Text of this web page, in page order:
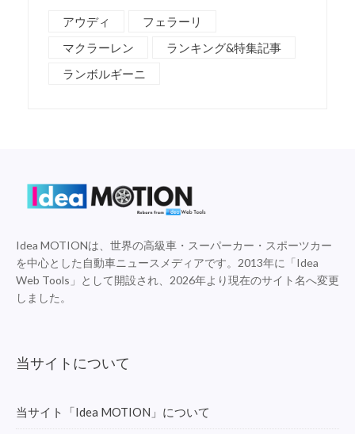
アウディ
フェラーリ
マクラーレン
ランキング&特集記事
ランボルギーニ
Idea MOTIONは、世界の高級車・スーパーカー・スポーツカー
を中心とした自動車ニュースメディアです。2013年に「Idea
Web Tools」として開設され、2026年より現在のサイト名へ変更
しました。
当サイトについて
当サイト「Idea MOTION」について